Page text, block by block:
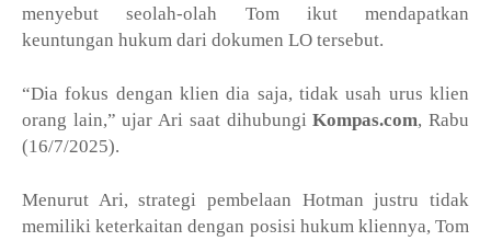
menyebut seolah-olah Tom ikut mendapatkan
keuntungan hukum dari dokumen LO tersebut.
“Dia fokus dengan klien dia saja, tidak usah urus klien
orang lain,” ujar Ari saat dihubungiKompas.com, Rabu
(16/7/2025).
Menurut Ari, strategi pembelaan Hotman justru tidak
memiliki keterkaitan dengan posisi hukum kliennya, Tom